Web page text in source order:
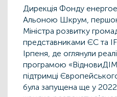
Дирекція Фонду
Альоною Шкрум,
Міністра розвитку
представниками ЄС та
Ірпеня, де оглянули
програмою
підтримці
була запущена ще у